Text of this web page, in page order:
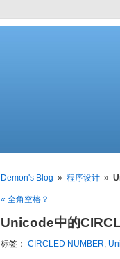
Demon's Blog » 程序设计 »
« 全角空格？
Unicode中的
标签： CIRCLED NUMBER,